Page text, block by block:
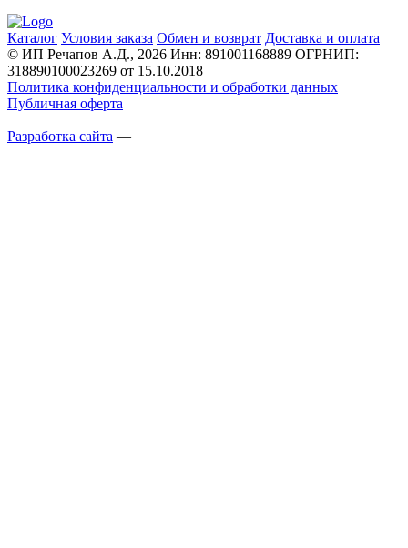
Каталог Условия заказа Обмен и возврат Доставка и оплата
© ИП Речапов А.Д., 2026 Инн: 891001168889 ОГРНИП:
318890100023269 от 15.10.2018
Политика конфиденциальности и обработки данных
Публичная оферта
Разработка сайта —